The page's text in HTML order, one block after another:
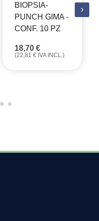
BIOPSIA-
PUNCH GIMA -
CONF. 10 PZ
18,70 €
(22,81 € IVA INCL.)